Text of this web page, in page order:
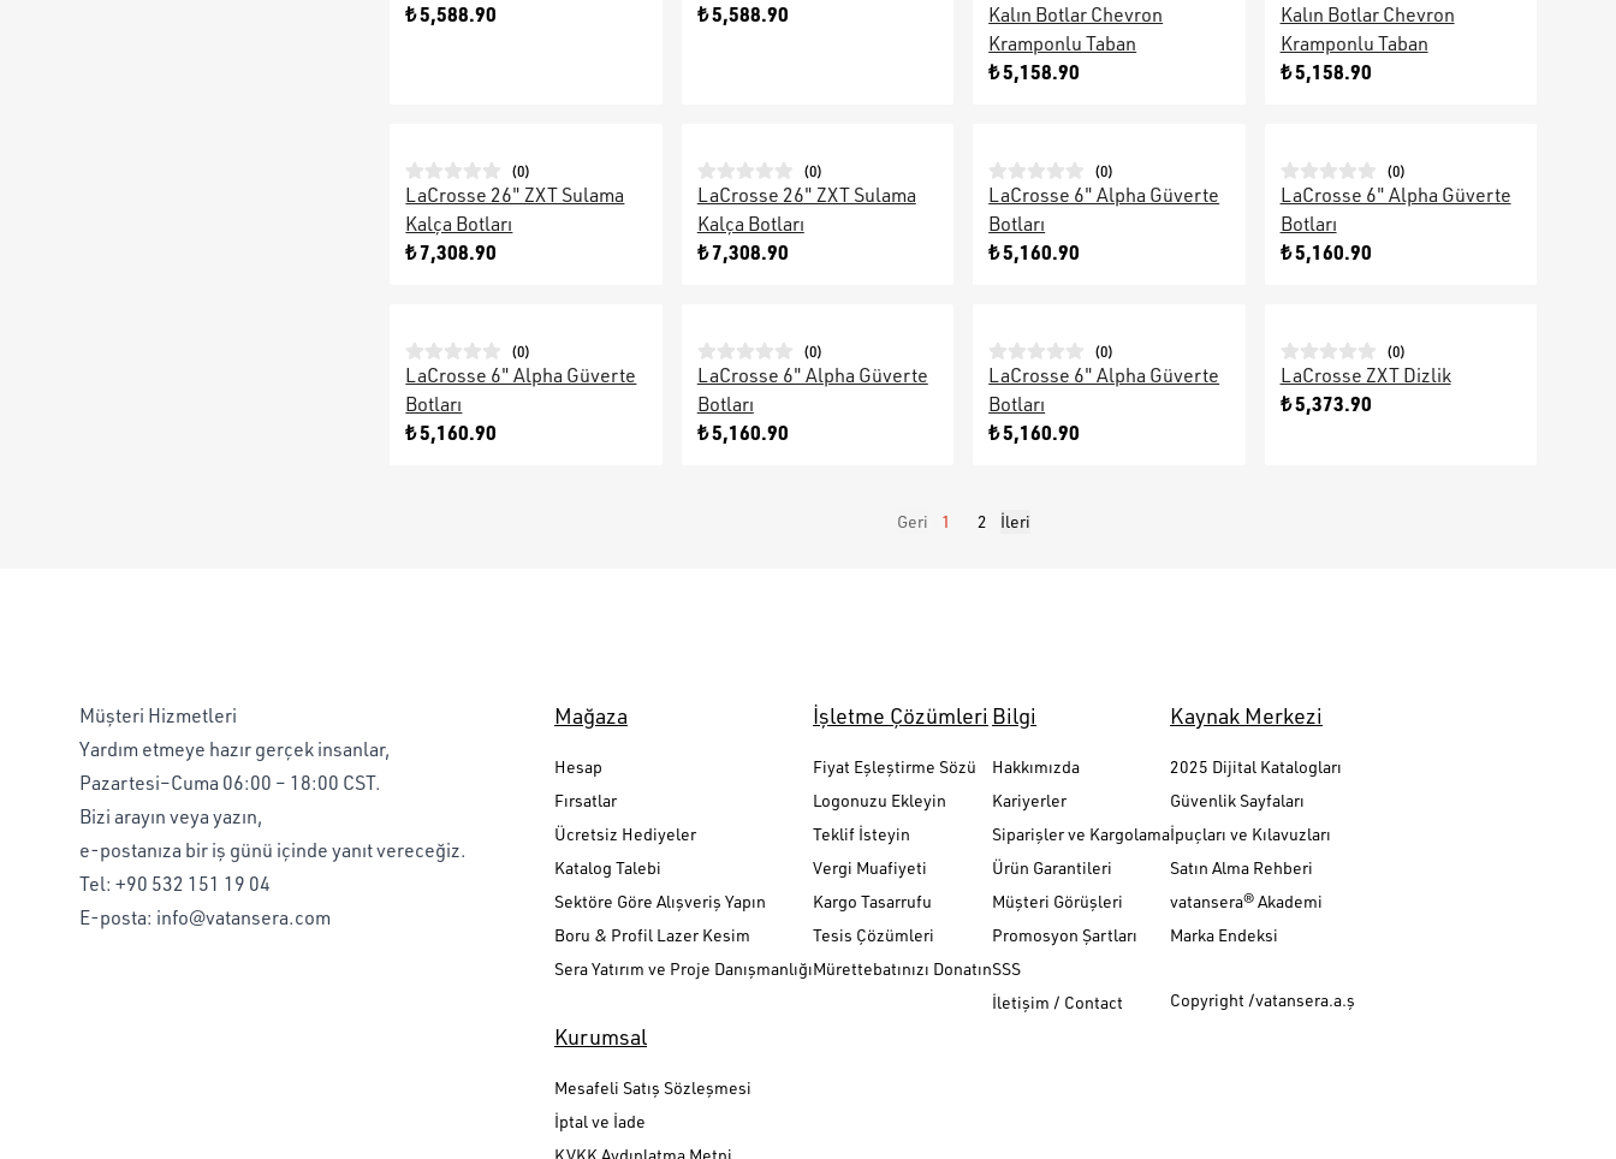
₺ 5,588.90 ₺ 5,588.90
Kalın Botlar Chevron
Kramponlu Taban
₺ 5,158.90
Kalın Botlar Chevron
Kramponlu Taban
₺ 5,158.90
(0)
LaCrosse 26" ZXT Sulama
Kalça Botları
₺ 7,308.90
(0)
LaCrosse 26" ZXT Sulama
Kalça Botları
₺ 7,308.90
(0)
LaCrosse 6" Alpha Güverte
Botları
₺ 5,160.90
(0)
LaCrosse 6" Alpha Güverte
Botları
₺ 5,160.90
(0)
LaCrosse 6" Alpha Güverte
Botları
₺ 5,160.90
(0)
LaCrosse 6" Alpha Güverte
Botları
₺ 5,160.90
(0)
LaCrosse 6" Alpha Güverte
Botları
₺ 5,160.90
(0)
LaCrosse ZXT Dizlik
₺ 5,373.90
Geri 1 2 İleri
Müşteri Hizmetleri
Yardım etmeye hazır gerçek insanlar,
Pazartesi–Cuma 06:00 – 18:00 CST.
Bizi arayın veya yazın,
e-postanıza bir iş günü içinde yanıt vereceğiz.
Tel: +90 532 151 19 04
E-posta: info@vatansera.com
Mağaza
Hesap
Fırsatlar
Ücretsiz Hediyeler
Katalog Talebi
Sektöre Göre Alışveriş Yapın
Boru & Profil Lazer Kesim
Sera Yatırım ve Proje Danışmanlığı
İşletme Çözümleri
Fiyat Eşleştirme Sözü
Logonuzu Ekleyin
Teklif İsteyin
Vergi Muafiyeti
Kargo Tasarrufu
Tesis Çözümleri
Mürettebatınızı Donatın
Bilgi
Hakkımızda
Kariyerler
Siparişler ve Kargolama
Ürün Garantileri
Müşteri Görüşleri
Promosyon Şartları
SSS
İletişim / Contact
Kaynak Merkezi
2025 Dijital Katalogları
Güvenlik Sayfaları
İpuçları ve Kılavuzları
Satın Alma Rehberi
vatansera® Akademi
Marka Endeksi
Copyright /vatansera.a.ş
Kurumsal
Mesafeli Satış Sözleşmesi
İptal ve İade
KVKK Aydınlatma Metni